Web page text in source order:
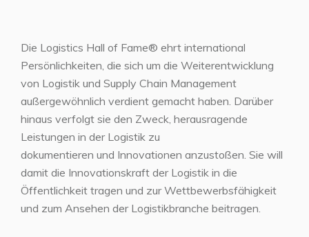
Die Logistics Hall of Fame® ehrt international
Persönlichkeiten, die sich um die Weiterentwicklung
von Logistik und Supply Chain Management
außergewöhnlich verdient gemacht haben. Darüber
hinaus verfolgt sie den Zweck, herausragende
Leistungen in der Logistik zu
dokumentieren und Innovationen anzustoßen. Sie will
damit die Innovationskraft der Logistik in die
Öffentlichkeit tragen und zur Wettbewerbsfähigkeit
und zum Ansehen der Logistikbranche beitragen.